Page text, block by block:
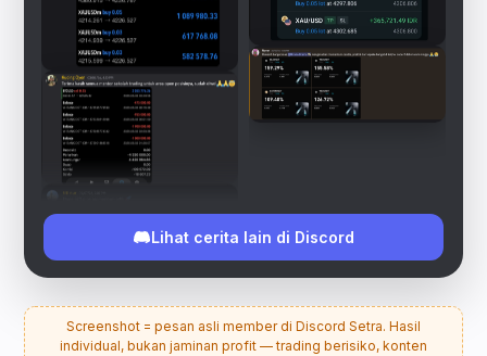
Lihat cerita lain di Discord
Screenshot = pesan asli member di Discord Setra. Hasil
individual, bukan jaminan profit — trading berisiko, konten